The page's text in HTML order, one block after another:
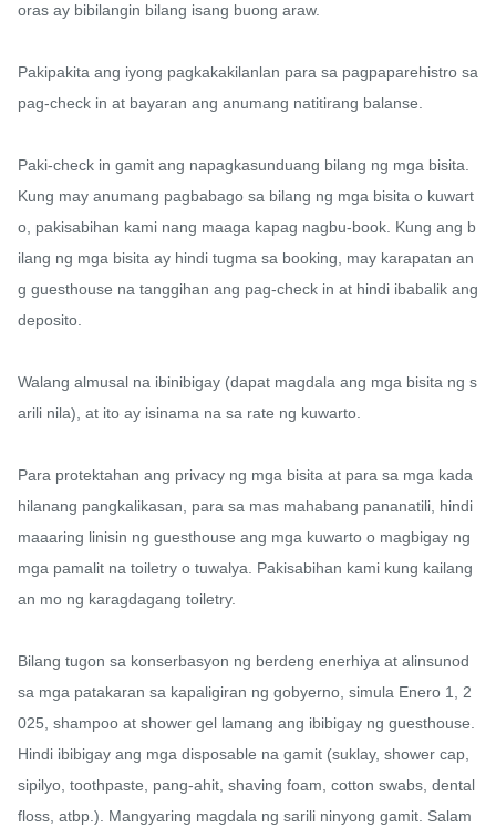
oras ay bibilangin bilang isang buong araw.
Pakipakita ang iyong pagkakakilanlan para sa pagpaparehistro sa
pag-check in at bayaran ang anumang natitirang balanse.
Paki-check in gamit ang napagkasunduang bilang ng mga bisita.
Kung may anumang pagbabago sa bilang ng mga bisita o kuwart
o, pakisabihan kami nang maaga kapag nagbu-book. Kung ang b
ilang ng mga bisita ay hindi tugma sa booking, may karapatan an
g guesthouse na tanggihan ang pag-check in at hindi ibabalik ang
deposito.
Walang almusal na ibinibigay (dapat magdala ang mga bisita ng s
arili nila), at ito ay isinama na sa rate ng kuwarto.
Para protektahan ang privacy ng mga bisita at para sa mga kada
hilanang pangkalikasan, para sa mas mahabang pananatili, hindi
maaaring linisin ng guesthouse ang mga kuwarto o magbigay ng
mga pamalit na toiletry o tuwalya. Pakisabihan kami kung kailang
an mo ng karagdagang toiletry.
Bilang tugon sa konserbasyon ng berdeng enerhiya at alinsunod
sa mga patakaran sa kapaligiran ng gobyerno, simula Enero 1, 2
025, shampoo at shower gel lamang ang ibibigay ng guesthouse.
Hindi ibibigay ang mga disposable na gamit (suklay, shower cap,
sipilyo, toothpaste, pang-ahit, shaving foam, cotton swabs, dental
floss, atbp.). Mangyaring magdala ng sarili ninyong gamit. Salam